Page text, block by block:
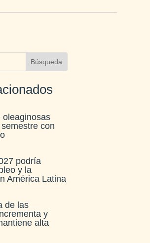
oleaginosas
con
podría
y la
América Latina​
de las
y
alta​